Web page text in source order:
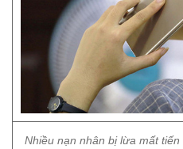
Nhiều nạn nhân bị lừa mất